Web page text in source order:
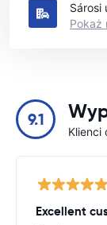
Sárosi
Pokaż
9.1
Klienci
Excellent